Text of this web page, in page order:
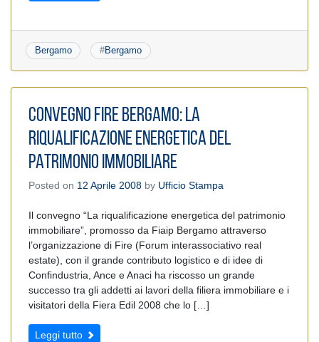
Bergamo #Bergamo
CONVEGNO FIRE BERGAMO: LA
RIQUALIFICAZIONE ENERGETICA DEL
PATRIMONIO IMMOBILIARE
Posted on 12 Aprile 2008 by Ufficio Stampa
Il convegno “La riqualificazione energetica del patrimonio
immobiliare”, promosso da Fiaip Bergamo attraverso
l’organizzazione di Fire (Forum interassociativo real
estate), con il grande contributo logistico e di idee di
Confindustria, Ance e Anaci ha riscosso un grande
successo tra gli addetti ai lavori della filiera immobiliare e i
visitatori della Fiera Edil 2008 che lo […]
Leggi tutto